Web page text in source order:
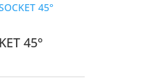
45°